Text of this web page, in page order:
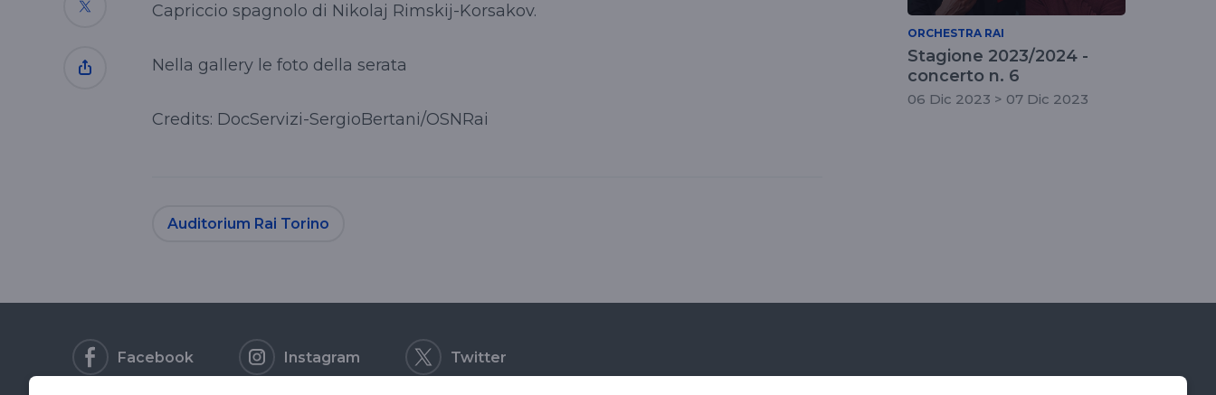
Capriccio spagnolo di Nikolaj Rimskij-Korsakov.
Nella gallery le foto della serata
Credits: DocServizi-SergioBertani/OSNRai
Auditorium Rai Torino
ORCHESTRA RAI
Stagione 2023/2024 -
concerto n. 6
06 Dic 2023 > 07 Dic 2023
Facebook Instagram Twitter